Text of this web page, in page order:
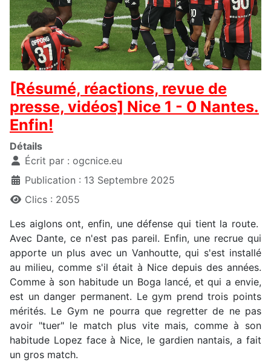
[Résumé, réactions, revue de
presse, vidéos] Nice 1 - 0 Nantes.
Enfin!
Détails
Écrit par : ogcnice.eu
Publication : 13 Septembre 2025
Clics : 2055
Les aiglons ont, enfin, une défense qui tient la route.
Avec Dante, ce n'est pas pareil. Enfin, une recrue qui
apporte un plus avec un Vanhoutte, qui s'est installé
au milieu, comme s'il était à Nice depuis des années.
Comme à son habitude un Boga lancé, et qui a envie,
est un danger permanent. Le gym prend trois points
mérités. Le Gym ne pourra que regretter de ne pas
avoir "tuer" le match plus vite mais, comme à son
habitude Lopez face à Nice, le gardien nantais, a fait
un gros match.